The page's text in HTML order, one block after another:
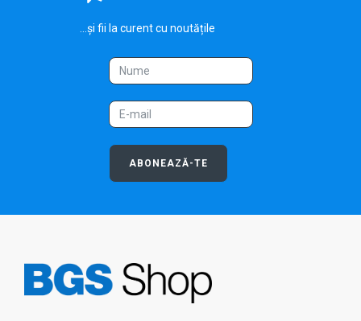
...și fii la curent cu noutățile
ABONEAZĂ-TE